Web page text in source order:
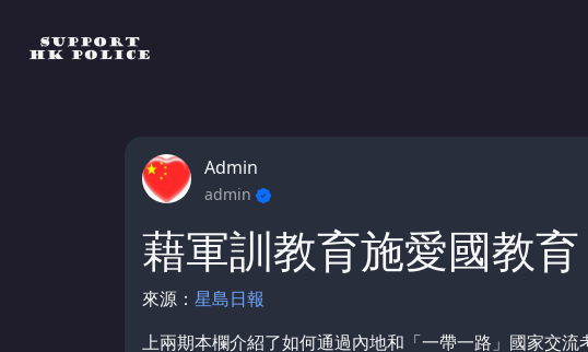
Admin
admin
藉軍訓教育施愛國教育
來源： 星島日報
上兩期本欄介紹了如何通過內地和「一帶一路」國家交